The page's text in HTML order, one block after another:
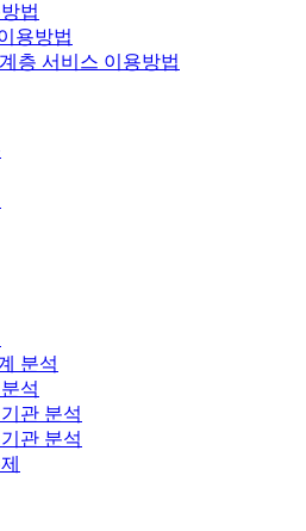
법
용방법
층 서비스 이용방법
분석
석
관 분석
관 분석